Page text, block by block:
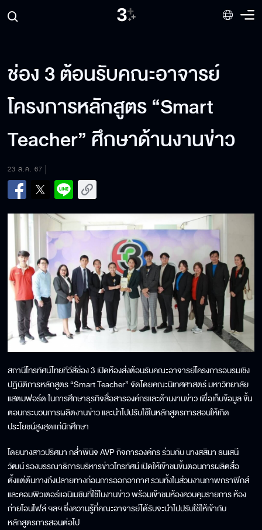
ช่อง​ 3​ ต้อนรับคณะอา​จารย์
โครงการหลักสูตร “Smart ​
Teacher” ศึกษาด้านงานข่าว
23 ส.ค. 67
สถานี​โทรทัศน์​ไทยทีวีสีช่อง 3​ เปิดห้องส่งต้อนรับคณะอาจารย์โครงการอบ​รม​เชิง
ปฏิบัติการ​หลักสูตร​ “Smart​ Teacher​” จัดโดยคณะ​นิเทศศาสตร์​ มหาวิทยาลัย​
แสตมฟอร์ด​ ในการศึกษาธุรกิจสื่อสารองค์กรและ​ด้านงานข่าว​ เพื่อเก็บข้อมูล ขั้น
ตอนกระบวนการผลิตงานข่าว และนำไปปรับใช้ในหลักสูตรการสอน​ให้เกิด
ประโยชน์สูงสุดแก่นักศึกษา
โดยนางสาวปริศนา กล่ำพินิจ AVP กิจการองค์กร ร่วมกับ​ นางสสินา ธนเสนี
วัฒน์ รองบรรณาธิการบริหารข่าวโทรทัศน์ เปิดให้เข้าชมขั้นตอนการผลิตสื่อ
ตั้งแต่ต้นทางถึงปลายทางก่อนการออกอากาศ​ รวมทั้ง​ในส่วนงาน​ภาพ​กราฟิกส์
และคอมพิวเตอร์แอนิเมชันที่ใช้ในงานข่าว​ พร้อมเข้าชม​ห้องควบคุมรายการ ห้อง
ถ่ายโอนไฟล์ ฯลฯ​ ซึ่งความรู้ที่คณะอาจารย์ได้รับ​จะ​นำไปปรับใช้ให้เข้ากับ
หลักสูตรการสอนต่อไป